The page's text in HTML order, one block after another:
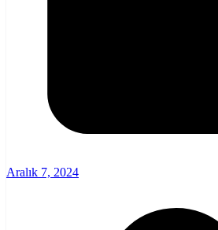
Aralık 7, 2024